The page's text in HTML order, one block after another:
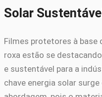
Solar
Filmes protetores à base
roxa estão se
e sustentável para a
chave energia solar